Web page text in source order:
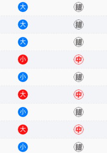
大 错
大 错
大 错
小 中
小 错
大 中
小 错
大 中
小 错